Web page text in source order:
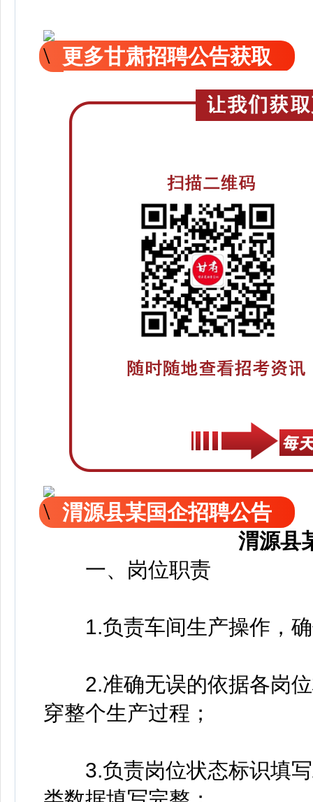
更多甘肃招聘公告获取
渭源县某国企招聘公告
渭源县
一、岗位职责
1.负责车间生产操作，确
2.准确无误的依据各岗位
穿整个生产过程；
3.负责岗位状态标识填写